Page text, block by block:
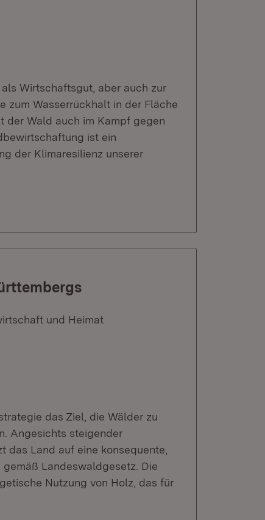
Wirtschaftsgut, aber auch zur
zum Wasserrückhalt in der Fläche
der Wald auch im Kampf gegen
ist ein
der Klimaresilienz unserer
und Heimat
das Ziel, die Wälder zu
Angesichts steigender
Land auf eine konsequente,
Landeswaldgesetz. Die
Nutzung von Holz, das für